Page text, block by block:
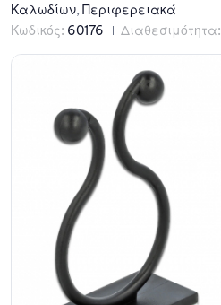
Καλωδίων, Περιφερειακά
Κωδικός: 60176 Διαθεσιμότητα: